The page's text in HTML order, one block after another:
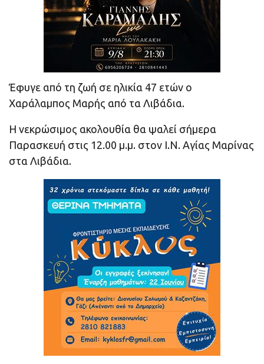
Έφυγε από τη ζωή σε ηλικία 47 ετών ο
Χαράλαμπος Μαρής από τα Λιβάδια.
Η νεκρώσιμος ακολουθία θα ψαλεί σήμερα
Παρασκευή στις 12.00 μ.μ. στον Ι.Ν. Αγίας Μαρίνας
στα Λιβάδια.